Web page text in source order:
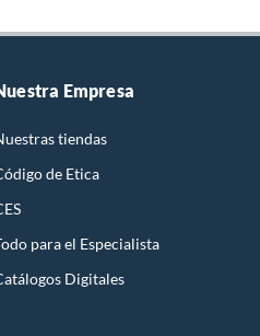
Empresa
tiendas
de Etica
para el Especialista
Digitales